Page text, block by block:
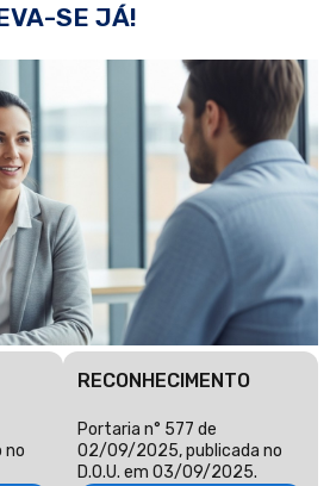
SE JÁ!
no
RECONHECIMENTO
Portaria n° 577 de
02/09/2025, publicada no
D.O.U. em 03/09/2025.